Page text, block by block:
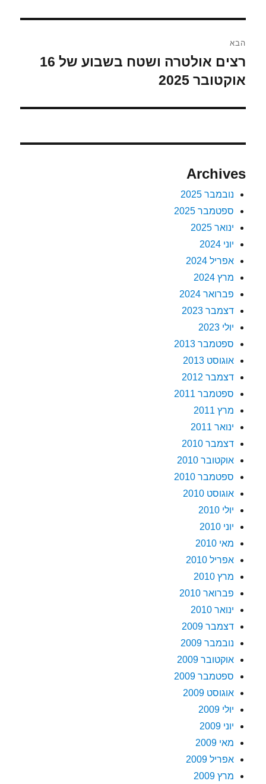
הבא
הפוסט
הבא:
רצים אולטרה ושטח בשבוע של 16
אוקטובר 2025
Archives
נובמבר 2025
ספטמבר 2025
ינואר 2025
יוני 2024
אפריל 2024
מרץ 2024
פברואר 2024
דצמבר 2023
יולי 2023
ספטמבר 2013
אוגוסט 2013
דצמבר 2012
ספטמבר 2011
מרץ 2011
ינואר 2011
דצמבר 2010
אוקטובר 2010
ספטמבר 2010
אוגוסט 2010
יולי 2010
יוני 2010
מאי 2010
אפריל 2010
מרץ 2010
פברואר 2010
ינואר 2010
דצמבר 2009
נובמבר 2009
אוקטובר 2009
ספטמבר 2009
אוגוסט 2009
יולי 2009
יוני 2009
מאי 2009
אפריל 2009
מרץ 2009